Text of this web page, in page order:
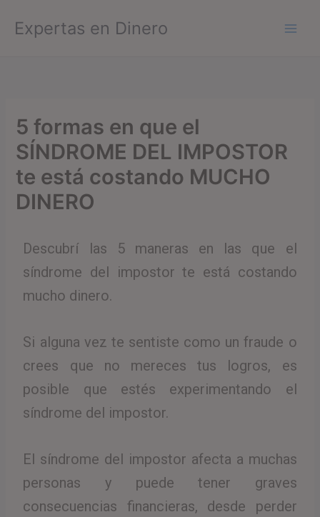
contenido
Expertas en Dinero
5 formas en que el
SÍNDROME DEL IMPOSTOR
te está costando MUCHO
DINERO
Descubrí las 5 maneras en las que el
síndrome del impostor te está costando
mucho dinero.
Si alguna vez te sentiste como un fraude o
crees que no mereces tus logros, es
posible que estés experimentando el
síndrome del impostor.
El síndrome del impostor afecta a muchas
personas y puede tener graves
consecuencias financieras, desde perder